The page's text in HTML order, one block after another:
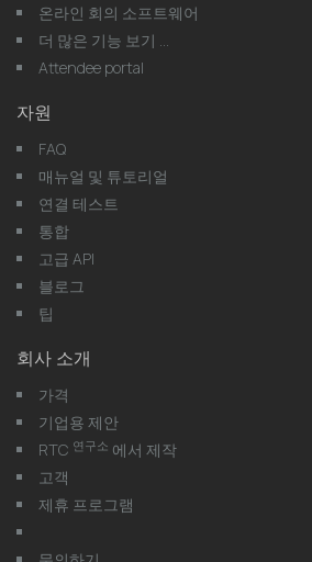
온라인 회의 소프트웨어
더 많은 기능 보기 ...
Attendee portal
자원
FAQ
매뉴얼 및 튜토리얼
연결 테스트
통합
고급 API
블로그
팁
회사 소개
가격
기업용 제안
RTC 연구소 에서 제작
고객
제휴 프로그램